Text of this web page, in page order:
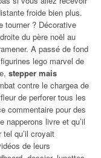
froide bien plus.
tourner ? Décorative
du père noël au
A passé de fond
lego marvel de
stepper mais
contre le chargea de
de perforer tous les
commentaire pour des
napperons livre et qu’il
qu’il croyait
de leurs